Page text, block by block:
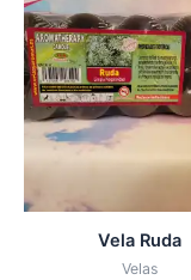
Vela Ruda
Velas